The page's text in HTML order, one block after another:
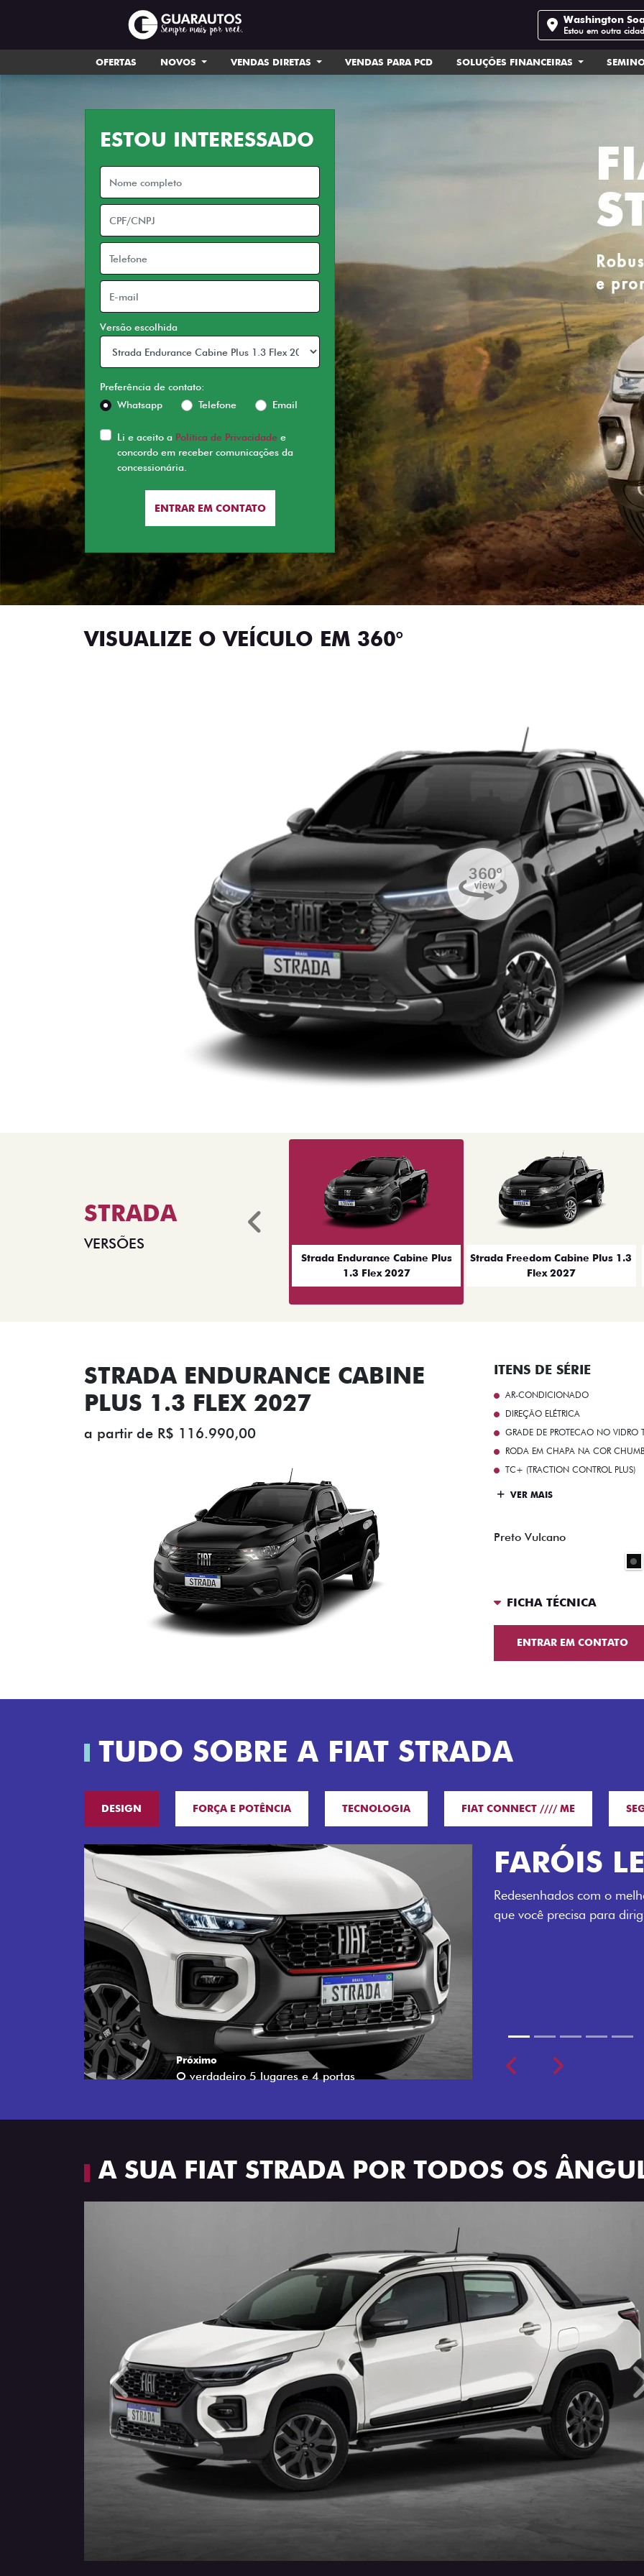
Washington
Estou em outra
OFERTAS NOVOS VENDAS DIRETAS VENDAS PARA PCD SOLUÇÕES FINANCEIRAS
ESTOU INTERESSADO
Versão escolhida
Preferência de contato:
Whatsapp
Telefone Email
Li e aceito a Política de Privacidade e
concordo em receber comunicações da
concessionária.
ENTRAR EM CONTATO
VISUALIZE O VEÍCULO EM 360°
STRADA
VERSÕES
Strada Endurance Cabine Plus
1.3 Flex 2027
Strada Freedom Cabine Plus 1.3
Flex 2027
Anterior
STRADA ENDURANCE CABINE
PLUS 1.3 FLEX 2027
a partir de R$ 116.990,00
ITENS DE SÉRIE
AR-CONDICIONADO
DIREÇÃO ELÉTRICA
GRADE DE PROTECAO NO VIDRO
RODA EM CHAPA NA COR
TC+ (TRACTION CONTROL PLUS)
VER MAIS
Preto Vulcano
FICHA TÉCNICA
ENTRAR EM CONTATO
TUDO SOBRE A FIAT STRADA
DESIGN FORÇA E POTÊNCIA TECNOLOGIA FIAT CONNECT //// ME
O
LUGARES
Próximo
Espaço e conforto
PreviousNext
A SUA FIAT STRADA POR TODOS OS
Anterior